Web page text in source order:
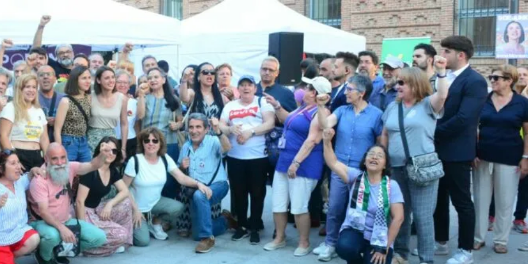
8M EN LEGANÉS: POR UNA CIUDAD DONDE NINGUNA MUJER TENGA QUE
ELEGIR OTRO CAMINO
EN LAS ESCUELAS INFANTILES SE EDUCA, NO SE GUARDA